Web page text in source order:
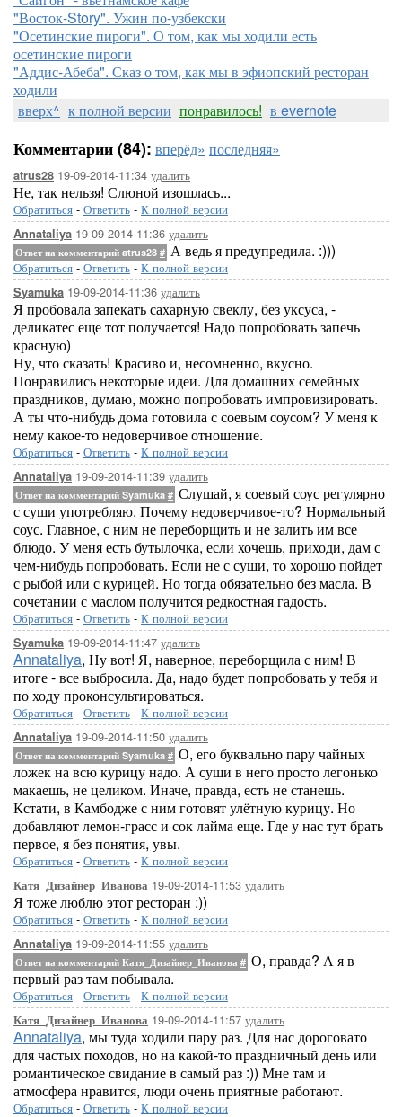
"Восток-Story". Ужин по-узбекски
"Осетинские пироги". О том, как мы ходили есть
осетинские пироги
"Аддис-Абеба". Сказ о том, как мы в эфиопский ресторан
ходили
вверх^ к полной версии понравилось! в evernote
Комментарии (84): вперёд» последняя»
atrus28 19-09-2014-11:34 удалить
Не, так нельзя! Слюной изошлась...
Обратиться - Ответить - К полной версии
Annataliya 19-09-2014-11:36 удалить
Ответ на комментарий atrus28 # А ведь я предупредила. :)))
Обратиться - Ответить - К полной версии
Syamuka 19-09-2014-11:36 удалить
Я пробовала запекать сахарную свеклу, без уксуса, -
деликатес еще тот получается! Надо попробовать запечь
красную)
Ну, что сказать! Красиво и, несомненно, вкусно.
Понравились некоторые идеи. Для домашних семейных
праздников, думаю, можно попробовать импровизировать.
А ты что-нибудь дома готовила с соевым соусом? У меня к
нему какое-то недоверчивое отношение.
Обратиться - Ответить - К полной версии
Annataliya 19-09-2014-11:39 удалить
Ответ на комментарий Syamuka # Слушай, я соевый соус регулярно
с суши употребляю. Почему недоверчивое-то? Нормальный
соус. Главное, с ним не переборщить и не залить им все
блюдо. У меня есть бутылочка, если хочешь, приходи, дам с
чем-нибудь попробовать. Если не с суши, то хорошо пойдет
с рыбой или с курицей. Но тогда обязательно без масла. В
сочетании с маслом получится редкостная гадость.
Обратиться - Ответить - К полной версии
Syamuka 19-09-2014-11:47 удалить
Annataliya, Ну вот! Я, наверное, переборщила с ним! В
итоге - все выбросила. Да, надо будет попробовать у тебя и
по ходу проконсультироваться.
Обратиться - Ответить - К полной версии
Annataliya 19-09-2014-11:50 удалить
Ответ на комментарий Syamuka # О, его буквально пару чайных
ложек на всю курицу надо. А суши в него просто легонько
макаешь, не целиком. Иначе, правда, есть не станешь.
Кстати, в Камбодже с ним готовят улётную курицу. Но
добавляют лемон-грасс и сок лайма еще. Где у нас тут брать
первое, я без понятия, увы.
Обратиться - Ответить - К полной версии
Катя_Дизайнер_Иванова 19-09-2014-11:53 удалить
Я тоже люблю этот ресторан :))
Обратиться - Ответить - К полной версии
Annataliya 19-09-2014-11:55 удалить
Ответ на комментарий Катя_Дизайнер_Иванова # О, правда? А я в
первый раз там побывала.
Обратиться - Ответить - К полной версии
Катя_Дизайнер_Иванова 19-09-2014-11:57 удалить
Annataliya, мы туда ходили пару раз. Для нас дороговато
для частых походов, но на какой-то праздничный день или
романтическое свидание в самый раз :)) Мне там и
атмосфера нравится, люди очень приятные работают.
Обратиться - Ответить - К полной версии